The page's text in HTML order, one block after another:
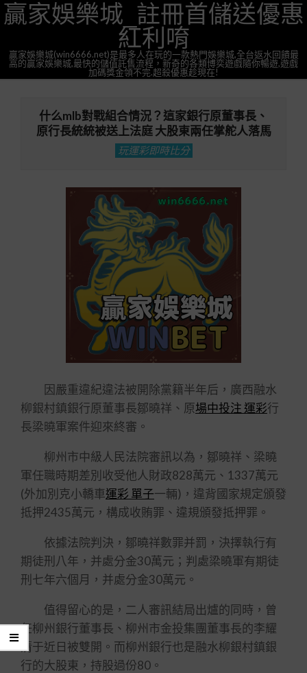
Skip
to贏家娛樂城_註冊首儲送優惠
紅利唷
贏家娛樂城(win6666.net)是最多人在玩的一款熱門娛樂城,全台返水回饋最
高的贏家娛樂城,最快的儲值託售流程，新奇的各類博奕遊戲隨你暢遊,遊戲
加碼獎金領不完.超殺優惠趁現在!
什么mlb對戰組合情況？這家銀行原董事長、
原行長統統被送上法庭 大股東兩任掌舵人落馬
玩運彩即時比分
因嚴重違紀違法被開除黨籍半年后，廣西融水
柳銀村鎮銀行原董事長鄒曉祥、原場中投注 運彩行
長梁曉軍案件迎來終審。
柳州市中級人民法院審訊以為，鄒曉祥、梁曉
軍任職時期差別收受他人財政828萬元、1337萬元
(外加別克小轎車運彩 單子一輛)，違背國家規定頒發
抵押2435萬元，構成收賄罪、違規頒發抵押罪。
依據法院判決，鄒曉祥數罪并罰，決擇執行有
期徒刑八年，并處分金30萬元；判處梁曉軍有期徒
刑七年六個月，并處分金30萬元。
值得留心的是，二人審訊結局出爐的同時，曾
任柳州銀行董事長、柳州市金投集團董事長的李耀
清于近日被雙開。而柳州銀行也是融水柳銀村鎮銀
行的大股東，持股過份80。